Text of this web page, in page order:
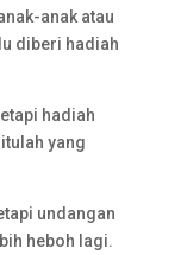
anak atau
diberi hadiah
hadiah
yang
undangan
heboh lagi.